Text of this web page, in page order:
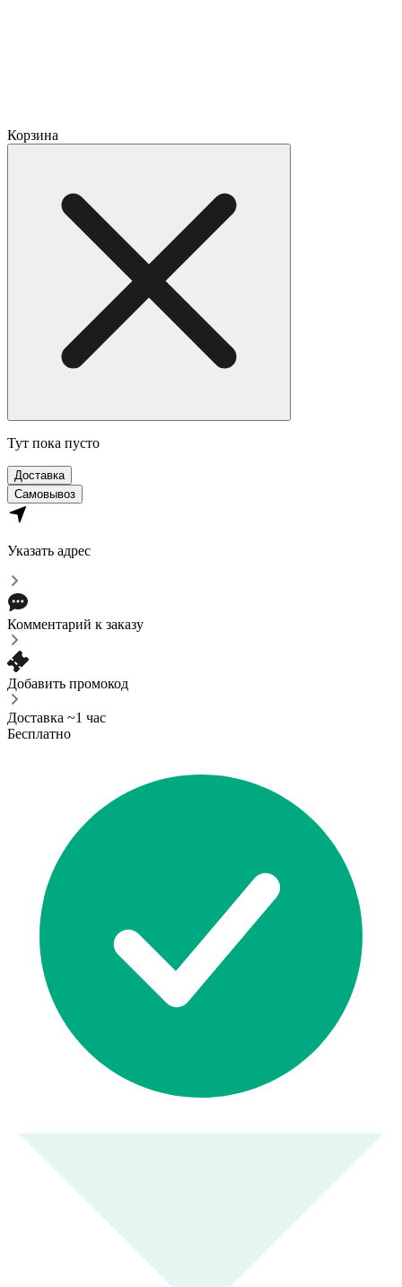
Корзина
Тут пока пусто
Доставка
Самовывоз
Указать адрес
Комментарий к заказу
Добавить промокод
Доставка ~1 час
Бесплатно